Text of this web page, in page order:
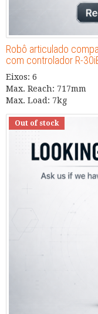
Robô articulado
com controlador R-
Eixos: 6
Max. Reach: 717mm
Max. Load: 7kg
Out of stock